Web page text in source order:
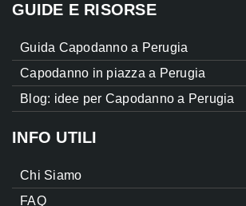
GUIDE E RISORSE
Guida Capodanno a Perugia
Capodanno in piazza a Perugia
Blog: idee per Capodanno a Perugia
INFO UTILI
Chi Siamo
FAQ